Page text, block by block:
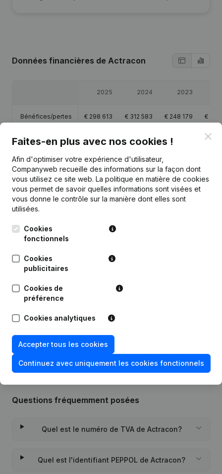
Données financières de Actracon
2025 2024 2023
Bénéfices/pertes € 298 613 € 312 583 € 248 179 €
Capitaux propres €37 485 €28 872 €
Marge brute 433 811 €430 571 € 365 481
Publications de Actracon
Date Publication
13-11-2023
Autres Modifications, …) -
Modification Forme Juridique -
20-11-2015
Personne Morale, Ouverture
Succursale, etc...)
Questions fréquemment posées
Quel est le numéro de TVA de Actracon?
Quel est l'identifiant PEPPOL de Actracon?
Faites-en plus avec nos cookies !
Afin d'optimiser votre expérience d'utilisateur,
Companyweb recueille des informations sur la façon dont
vous utilisez ce site web. La politique en matière de cookies
vous permet de savoir quelles informations sont visées et
vous donne le contrôle sur la manière dont elles sont
utilisées.
Cookies
fonctionnels
Cookies
publicitaires
Cookies de
préférence
Cookies analytiques
Accepter tous les cookies
Continuez avec uniquement les cookies fonctionnels